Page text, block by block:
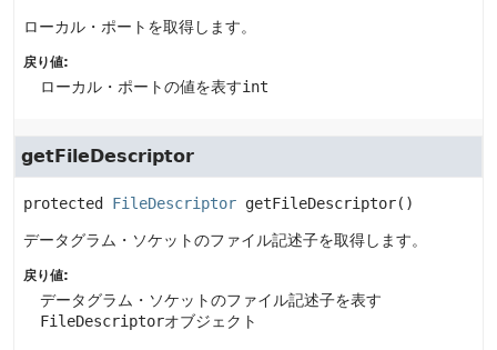
ローカル・ポートを取得します。
戻り値:
ローカル・ポートの値を表すint
getFileDescriptor
protected FileDescriptor getFileDescriptor()
データグラム・ソケットのファイル記述子を取得します。
戻り値:
データグラム・ソケットのファイル記述子を表す
FileDescriptorオブジェクト